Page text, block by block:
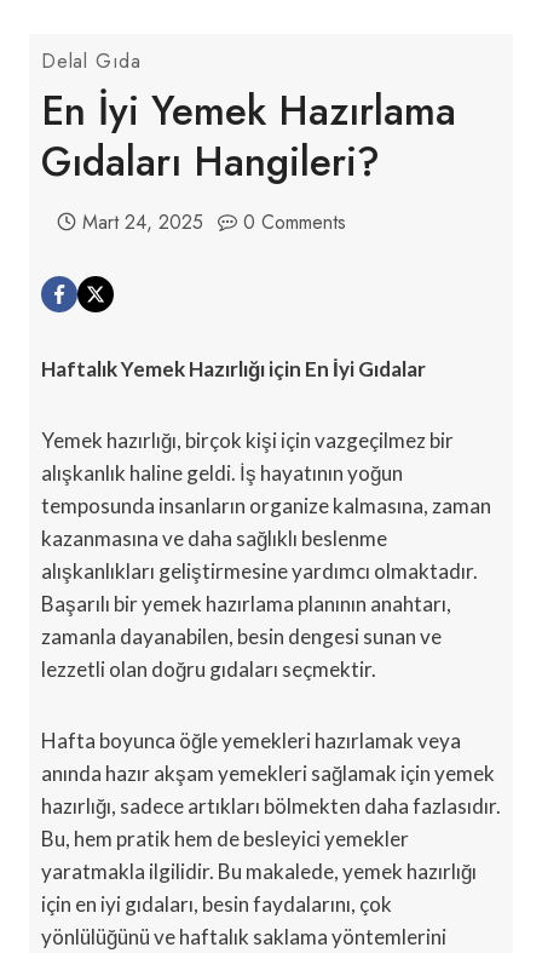
Delal Gıda
En İyi Yemek Hazırlama
Gıdaları Hangileri?
Mart 24, 2025 0 Comments
Haftalık Yemek Hazırlığı için En İyi Gıdalar
Yemek hazırlığı, birçok kişi için vazgeçilmez bir
alışkanlık haline geldi. İş hayatının yoğun
temposunda insanların organize kalmasına, zaman
kazanmasına ve daha sağlıklı beslenme
alışkanlıkları geliştirmesine yardımcı olmaktadır.
Başarılı bir yemek hazırlama planının anahtarı,
zamanla dayanabilen, besin dengesi sunan ve
lezzetli olan doğru gıdaları seçmektir.
Hafta boyunca öğle yemekleri hazırlamak veya
anında hazır akşam yemekleri sağlamak için yemek
hazırlığı, sadece artıkları bölmekten daha fazlasıdır.
Bu, hem pratik hem de besleyici yemekler
yaratmakla ilgilidir. Bu makalede, yemek hazırlığı
için en iyi gıdaları, besin faydalarını, çok
yönlülüğünü ve haftalık saklama yöntemlerini